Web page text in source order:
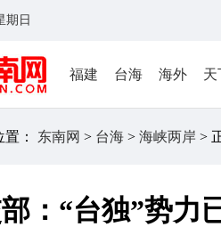
期日
福建 台海 海外 天
： 东南网 > 台海 > 海峡两岸 >
：“台独”势力